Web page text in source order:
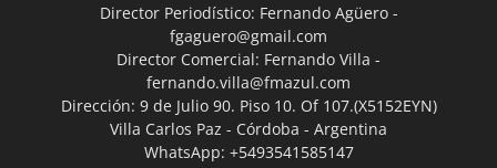
Director Periodístico: Fernando Agüero -
fgaguero@gmail.com
Director Comercial: Fernando Villa -
fernando.villa@fmazul.com
Dirección: 9 de Julio 90. Piso 10. Of 107.(X5152EYN)
Villa Carlos Paz - Córdoba - Argentina
WhatsApp: +5493541585147